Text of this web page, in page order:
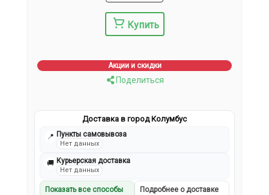
Купить
Акции и скидки
Поделиться
Доставка в город Колумбус
📍 Пункты самовывоза
Нет данных
🚚 Курьерская доставка
Нет данных
Показать все способы Подробнее о доставке